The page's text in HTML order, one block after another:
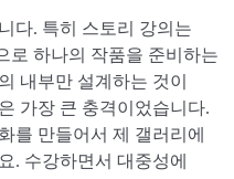
다. 특히 스토리 강의는
로 하나의 작품을 준비하는
내부만 설계하는 것이
가장 큰 충격이었습니다.
를 만들어서 제 갤러리에
. 수강하면서 대중성에